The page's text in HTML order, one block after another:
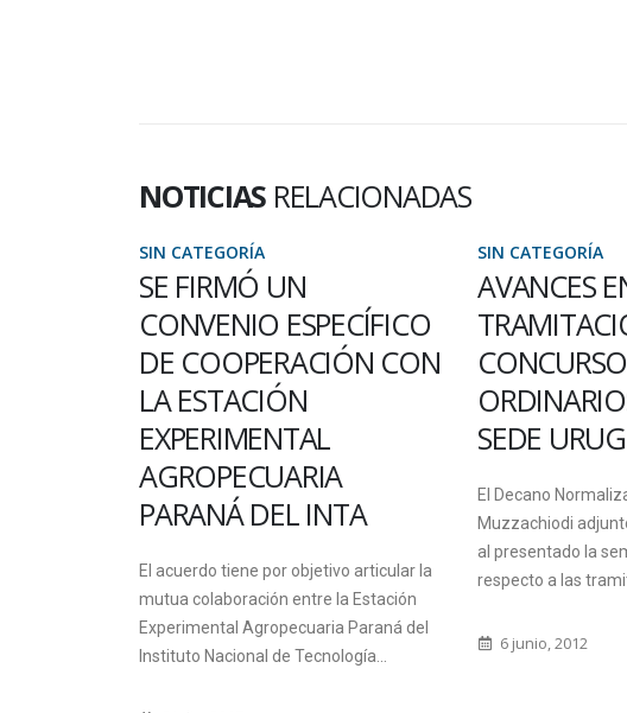
NOTICIAS RELACIONADAS
FIRMÓ UN
ESPECÍFICO
COOPERACIÓN CON
ESTACIÓN
DEL INTA
acuerdo tiene por objetivo articular la
colaboración entre la Estación
Agropecuaria Paraná del
Nacional de Tecnología...
AVANCES EN LAS
TRAMITACIONES DE
CONCURSOS
ORDINARIOS EN LA
SEDE URUGUAY
El Decano Normalizador, Lic. Norberto
Muzzachiodi adjuntó un nuevo informe
al presentado la semana pasada
respecto a las tramitaciones de...